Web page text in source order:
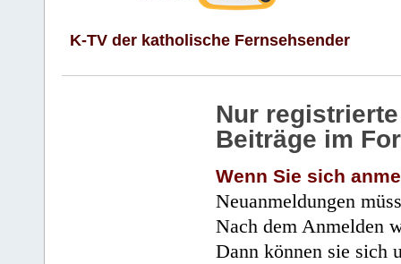
K-TV der katholische Fernsehsender
Nur
Beiträge im
Wenn Sie sich
Neuanmeldungen
Nach dem Anmelden
Dann können sie sich